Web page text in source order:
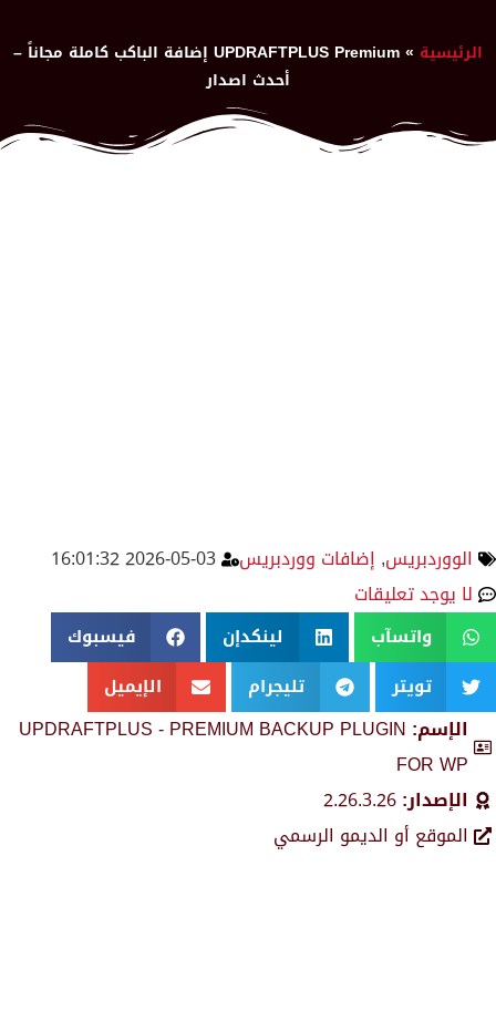
الرئيسية »
UPDRAFTPLUS Premium إضافة الباكب كاملة مجاناً –
أحدث اصدار
الووردبريس, إضافات ووردبريس
2026-05-03 16:01:32
لا يوجد تعليقات
واتسآب لينكدإن
فيسبوك
تويتر
تليجرام الإيميل
الإسم: UPDRAFTPLUS - PREMIUM BACKUP PLUGIN
FOR WP
الإصدار:2.26.3.26
الموقع أو الديمو الرسمي